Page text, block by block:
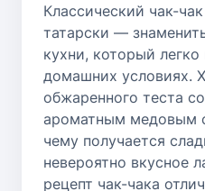
Классический чак-
татарски —
кухни, который легко
домашних условиях.
обжаренного теста
ароматным медовым
чему получается
невероятно вкусное
рецепт чак-чака